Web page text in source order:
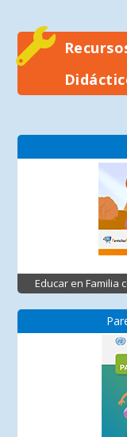
Educar en Familia